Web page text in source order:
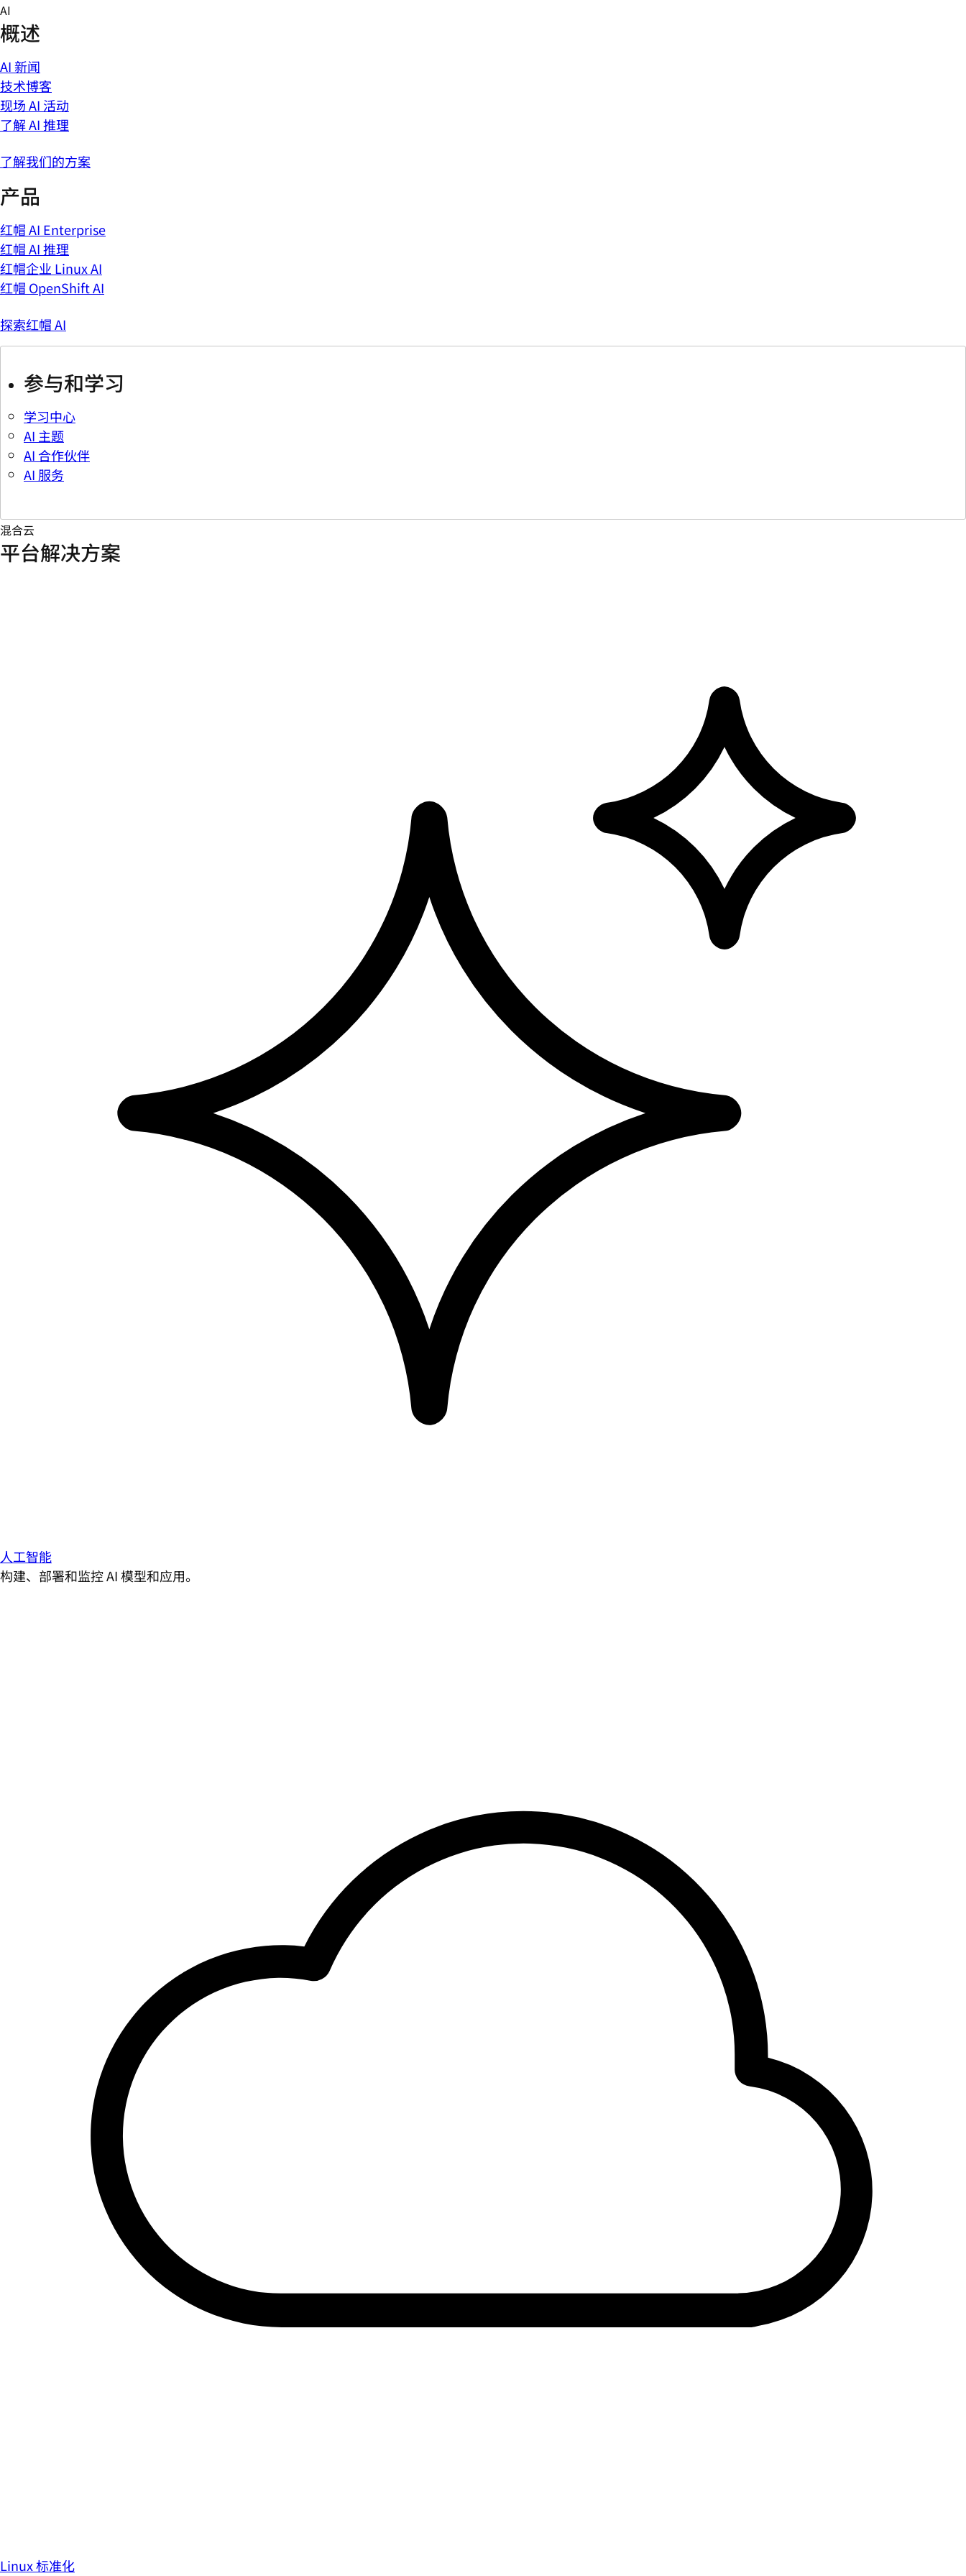
Skip
to
content
AI
概述
AI 新闻
技术博客
现场 AI 活动
了解 AI 推理
了解我们的方案
产品
红帽 AI Enterprise
红帽 AI 推理
红帽企业 Linux AI
红帽 OpenShift AI
探索红帽 AI
参与和学习
学习中心
AI 主题
AI 合作伙伴
AI 服务
混合云
平台解决方案
人工智能
构建、部署和监控 AI 模型和应用。
Linux 标准化